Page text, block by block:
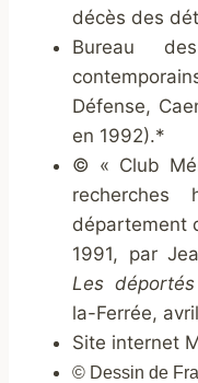
décès des
Bureau
Défense,
en 1992).*
© « Club
recherches
département
1991, par
Les
la-Ferrée,
Site internet
© Dessin de